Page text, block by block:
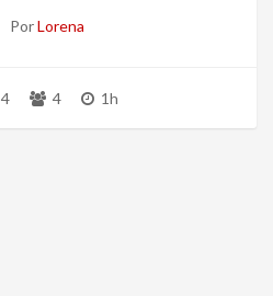
PorLorena
4 4 1h